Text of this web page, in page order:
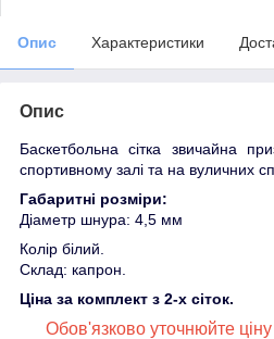
Опис Характеристики
Опис
Баскетбольна сітка звичайна
спортивному залі та на вуличних
Габаритні розміри:
Діаметр шнура: 4,5 мм
Колір білий.
Склад: капрон.
Ціна за комплект з 2-х сіток.
Обов'язково уточнюйте